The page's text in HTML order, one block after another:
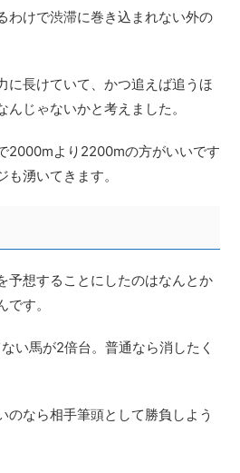
わけで渋滞に巻き込まれない外の
に長けていて、かつ追えば追うほ
じゃないかと考えました。
2000mより2200mの方がいいです
湧いてきます。
予想することにしたのはなんとか
す。
い馬が2倍台。普通なら消したく
なら相手筆頭として勝負しよう